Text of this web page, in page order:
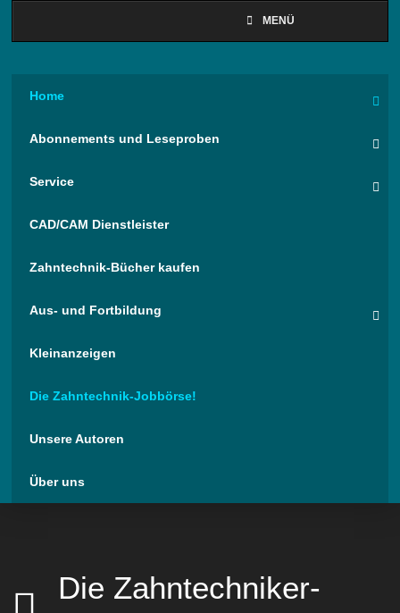
MENÜ
Home
Abonnements und Leseproben
Service
CAD/CAM Dienstleister
Zahntechnik-Bücher kaufen
Aus- und Fortbildung
Kleinanzeigen
Die Zahntechnik-Jobbörse!
Unsere Autoren
Über uns
Die Zahntechniker-